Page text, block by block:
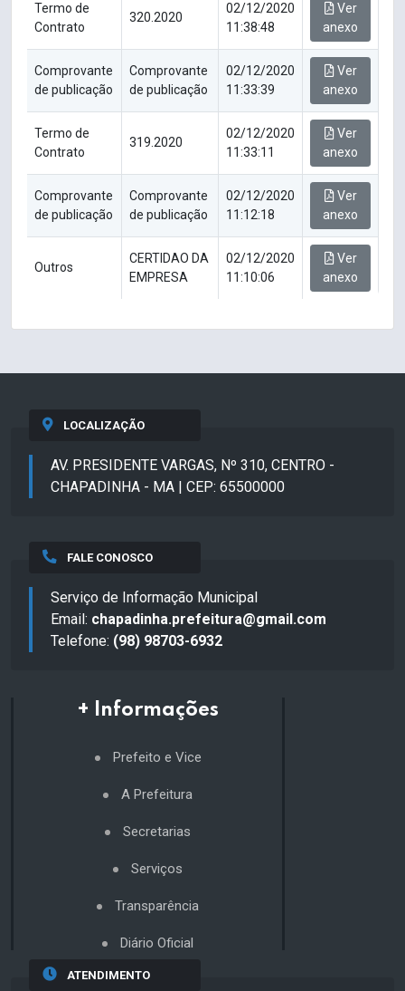
Termo de
Contrato
320.2020
02/12/2020
11:38:48
Ver
anexo
Comprovante
de publicação
Comprovante
de publicação
02/12/2020
11:33:39
Ver
anexo
Termo de
Contrato
319.2020
02/12/2020
11:33:11
Ver
anexo
Comprovante
de publicação
Comprovante
de publicação
02/12/2020
11:12:18
Ver
anexo
Outros
CERTIDAO DA
EMPRESA
02/12/2020
11:10:06
Ver
anexo
LOCALIZAÇÃO
AV. PRESIDENTE VARGAS, Nº 310, CENTRO -
CHAPADINHA - MA | CEP: 65500000
FALE CONOSCO
Serviço de Informação Municipal
Email: chapadinha.prefeitura@gmail.com
Telefone: (98) 98703-6932
+ Informações
Prefeito e Vice
A Prefeitura
Secretarias
Serviços
Transparência
Diário Oficial
ATENDIMENTO